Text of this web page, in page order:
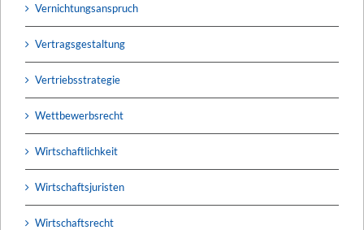
Vernichtungsanspruch
Vertragsgestaltung
Vertriebsstrategie
Wettbewerbsrecht
Wirtschaftlichkeit
Wirtschaftsjuristen
Wirtschaftsrecht